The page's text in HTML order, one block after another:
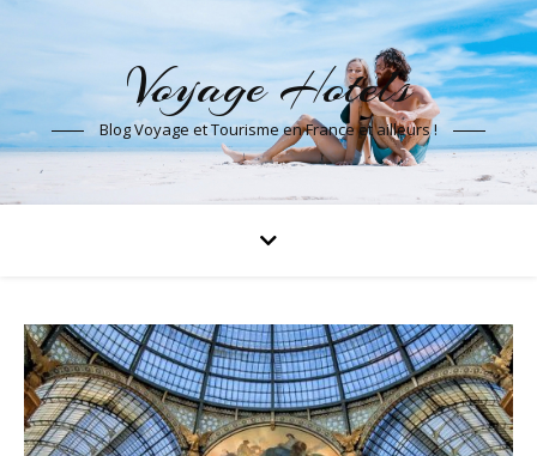
Voyage Hotels
Blog Voyage et Tourisme en France et ailleurs !